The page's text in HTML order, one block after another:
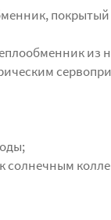
из
солнечным